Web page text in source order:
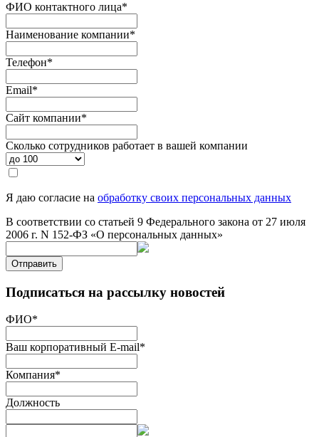
ФИО контактного лица*
Наименование компании*
Телефон*
Email*
Сайт компании*
Сколько сотрудников работает в вашей компании
Я даю согласие на обработку своих персональных данных
В соответствии со статьей 9 Федерального закона от 27 июля
2006 г. N 152-ФЗ «О персональных данных»
Отправить
Подписаться на рассылку новостей
ФИО*
Ваш корпоративный E-mail*
Компания*
Должность